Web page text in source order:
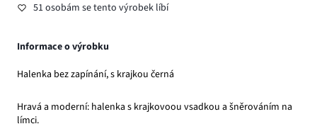
51 osobám se tento výrobek líbí
Informace o výrobku
Halenka bez zapínání, s krajkou černá
Hravá a moderní: halenka s krajkovoou vsadkou a šněrováním na
límci.